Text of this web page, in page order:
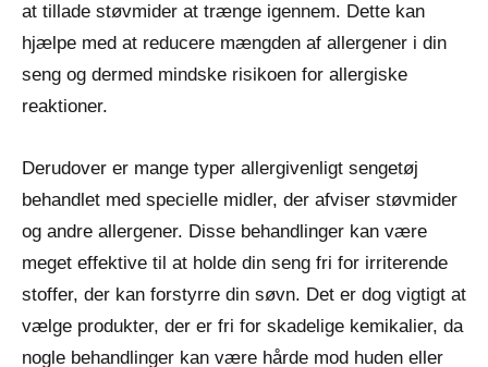
at tillade støvmider at trænge igennem. Dette kan
hjælpe med at reducere mængden af allergener i din
seng og dermed mindske risikoen for allergiske
reaktioner.
Derudover er mange typer allergivenligt sengetøj
behandlet med specielle midler, der afviser støvmider
og andre allergener. Disse behandlinger kan være
meget effektive til at holde din seng fri for irriterende
stoffer, der kan forstyrre din søvn. Det er dog vigtigt at
vælge produkter, der er fri for skadelige kemikalier, da
nogle behandlinger kan være hårde mod huden eller